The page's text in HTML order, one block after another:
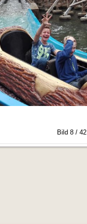
Bild 8 / 42